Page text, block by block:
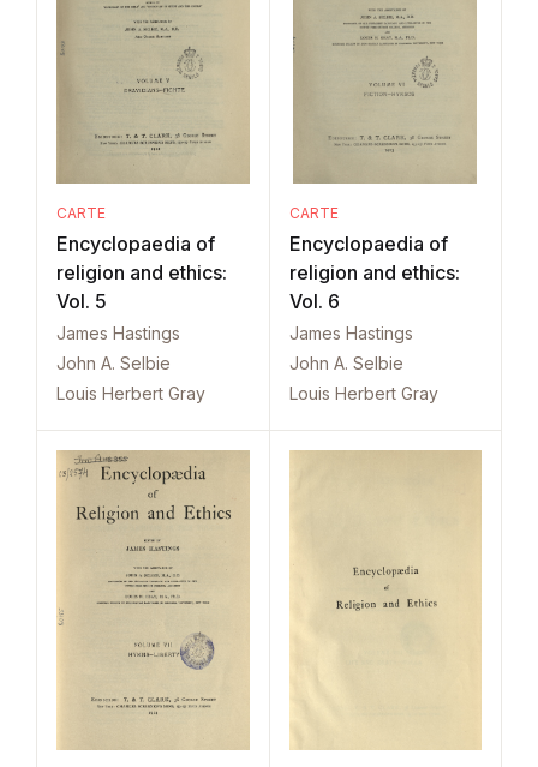
CARTE
Encyclopaedia of
religion and ethics:
Vol. 5
James Hastings
John A. Selbie
Louis Herbert Gray
CARTE
Encyclopaedia of
religion and ethics:
Vol. 6
James Hastings
John A. Selbie
Louis Herbert Gray